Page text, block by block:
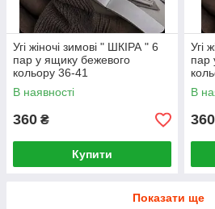
Угі жіночі зимові " ШКІРА " 6
пар у ящику бежевого
кольору 36-41
В наявності
360 ₴
Купити
Угі
пар
В
360
Показати ще